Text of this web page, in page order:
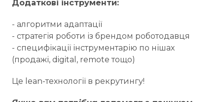
Додаткові інструменти:
- алгоритми адаптації
- стратегія роботи із брендом роботодавця
- специфікації інструментарію по нішах
(продажі, digital, remote тощо)
Це lean-технології в рекрутингу!